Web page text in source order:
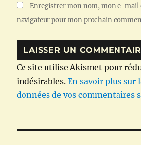
Enregistrer mon nom, mon e-mail
navigateur pour mon prochain
Ce site utilise Akismet pour
indésirables.En savoir plus sur
données de vos commentaires